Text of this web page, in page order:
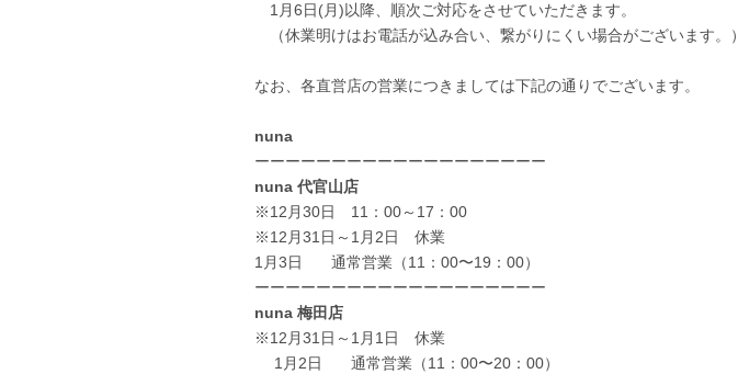
1月6日(月)以降、順次ご対応をさせていただきます。
（休業明けはお電話が込み合い、繋がりにくい場合がございます。）
なお、各直営店の営業につきましては下記の通りでございます。
nuna
ーーーーーーーーーーーーーーーーーーー
nuna 代官山店
※12月30日 11：00～17：00
※12月31日～1月2日 休業
1月3日 通常営業（11：00〜19：00）
ーーーーーーーーーーーーーーーーーーー
nuna 梅田店
※12月31日～1月1日 休業
1月2日 通常営業（11：00〜20：00）